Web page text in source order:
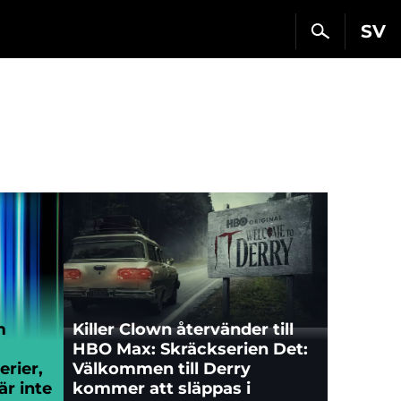
SV
inte
Killer Clown återvänder till
HBO Max: Skräckserien Det:
Välkommen till Derry
kommer att släppas i